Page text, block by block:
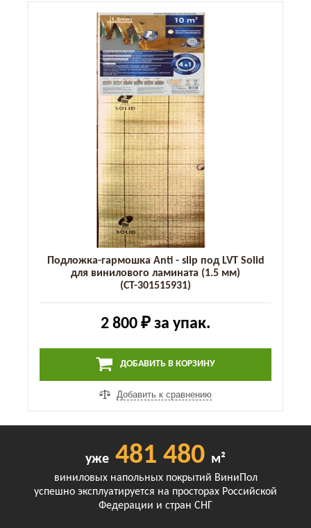
Подложка-гармошка Anti - slip под LVT Solid
для винилового ламината (1.5 мм)
(СТ-301515931)
2 800 ₽ за упак.
ДОБАВИТЬ В КОРЗИНУ
Добавить к сравнению
уже 481 480 м²
виниловых напольных покрытий ВиниПол
успешно эксплуатируется на просторах Российской
Федерации и стран СНГ